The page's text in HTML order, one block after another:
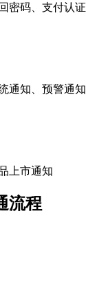
密码、支付认证
通知、预警通知
上市通知
流程